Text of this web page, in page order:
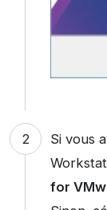
Si vous
for